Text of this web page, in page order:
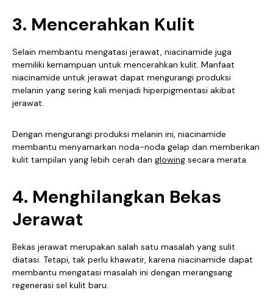
3. Mencerahkan Kulit
Selain membantu mengatasi jerawat, niacinamide juga
memiliki kemampuan untuk mencerahkan kulit. Manfaat
niacinamide untuk jerawat dapat mengurangi produksi
melanin yang sering kali menjadi hiperpigmentasi akibat
jerawat.
Dengan mengurangi produksi melanin ini, niacinamide
membantu menyamarkan noda-noda gelap dan memberikan
kulit tampilan yang lebih cerah dan glowing secara merata.
4. Menghilangkan Bekas
Jerawat
Bekas jerawat merupakan salah satu masalah yang sulit
diatasi. Tetapi, tak perlu khawatir, karena niacinamide dapat
membantu mengatasi masalah ini dengan merangsang
regenerasi sel kulit baru.